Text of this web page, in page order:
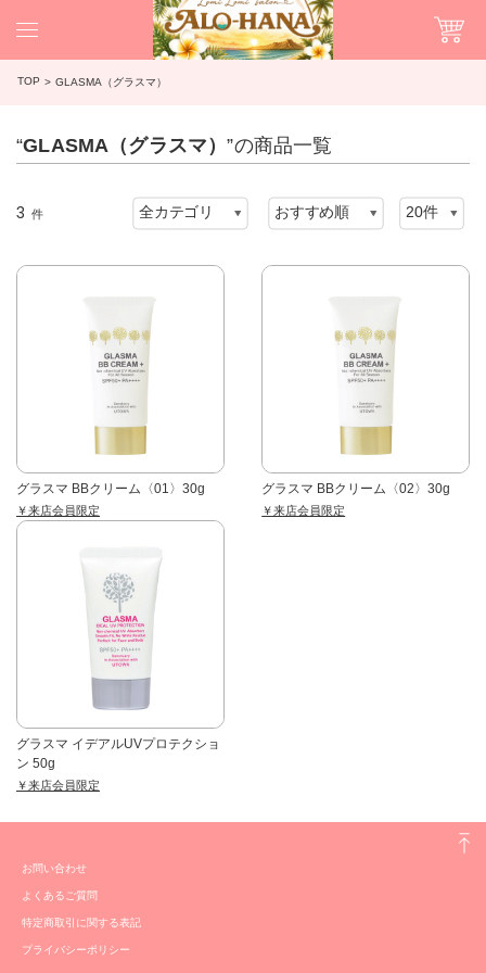
TOP GLASMA（グラスマ）
“GLASMA（グラスマ）”の商品一覧
3 件
グラスマ BBクリーム〈01〉30g
￥来店会員限定
グラスマ BBクリーム〈02〉30g
￥来店会員限定
グラスマ イデアルUVプロテクショ
ン 50g
￥来店会員限定
お問い合わせ
よくあるご質問
特定商取引に関する表記
プライバシーポリシー